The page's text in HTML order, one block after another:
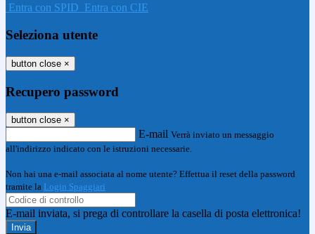
Entra con SPID Entra con CIE
Seleziona utente
button close ×
Recupero password
button close ×
E-mail Verrà inviato un messaggio
all'indirizzo indicato con le istruzioni necessarie.
Non hai una e-mail associata al nome utente? Effettua il reset della password
tramite la Login Spaggiari
E-mail inviata, si prega di controllare la casella di posta elettronica!